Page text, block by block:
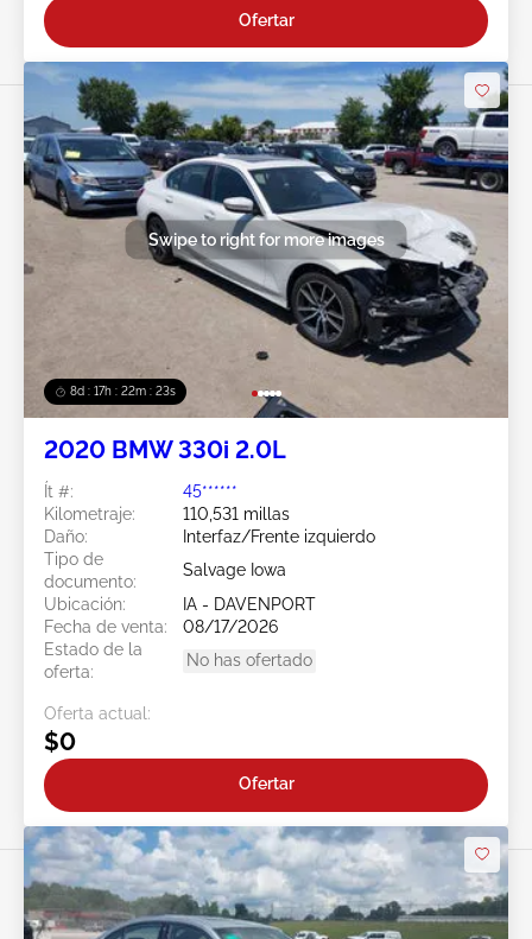
Ofertar
8d : 17h : 22m : 20s
Swipe to right for more images
2020 BMW 330i 2.0L
Ít #:
45******
Kilometraje:
110,531 millas
Daño:
Interfaz/Frente izquierdo
Tipo de
documento:
Salvage Iowa
Ubicación:
IA - DAVENPORT
Fecha de venta:
08/17/2026
Estado de la
oferta:
No has ofertado
Oferta actual:
$0
Ofertar